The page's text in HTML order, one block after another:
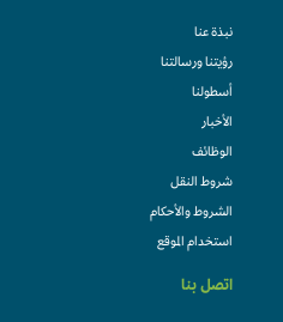
نبذة عنا
رؤيتنا ورسالتنا
أسطولنا
الأخبار
الوظائف
شروط النقل
الشروط والأحكام
استخدام الموقع
اتصل بنا